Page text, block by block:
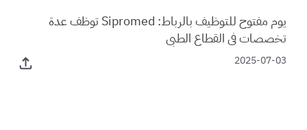
يوم مفتوح للتوظيف بالرباط: Sipromed توظف عدة
تخصصات في القطاع الطبي
2025-07-03